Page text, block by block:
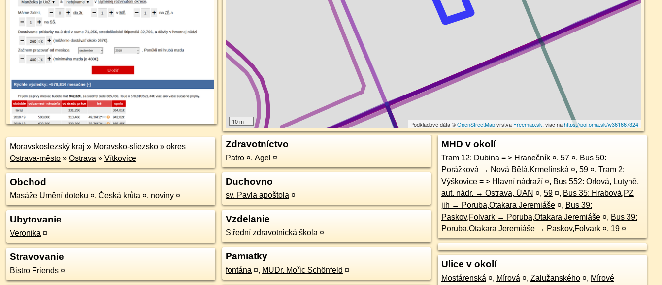
10 m Podkladové dáta ©OpenStreetMapvrstva Freemap.sk, viac nahttps://poi.oma.sk/w361667324
Moravskoslezský kraj » Moravsko-sliezsko » okres
Ostrava-město » Ostrava » Vítkovice
Obchod
Masáže Umění doteku ¤, Česká krůta ¤, noviny ¤
Ubytovanie
Veronika ¤
Stravovanie
Bistro Friends ¤
Zdravotníctvo
Patro ¤, Agel ¤
Duchovno
sv. Pavla apoštola ¤
Vzdelanie
Střední zdravotnická škola ¤
Pamiatky
fontána ¤, MUDr. Mořic Schönfeld ¤
MHD v okolí
Tram 12: Dubina = > Hranečník ¤, 57 ¤, Bus 50:
Porážková → Nová Bělá,Krmelínská ¤, 59 ¤, Tram 2:
Výškovice = > Hlavní nádraží ¤, Bus 552: Orlová, Lutyně,
aut. nádr. → Ostrava, ÚAN ¤, 59 ¤, Bus 35: Hrabová,PZ
jih → Poruba,Otakara Jeremiáše ¤, Bus 39:
Paskov,Folvark → Poruba,Otakara Jeremiáše ¤, Bus 39:
Poruba,Otakara Jeremiáše → Paskov,Folvark ¤, 19 ¤
Ulice v okolí
Mostárenská ¤, Mírová ¤, Zalužanského ¤, Mírové